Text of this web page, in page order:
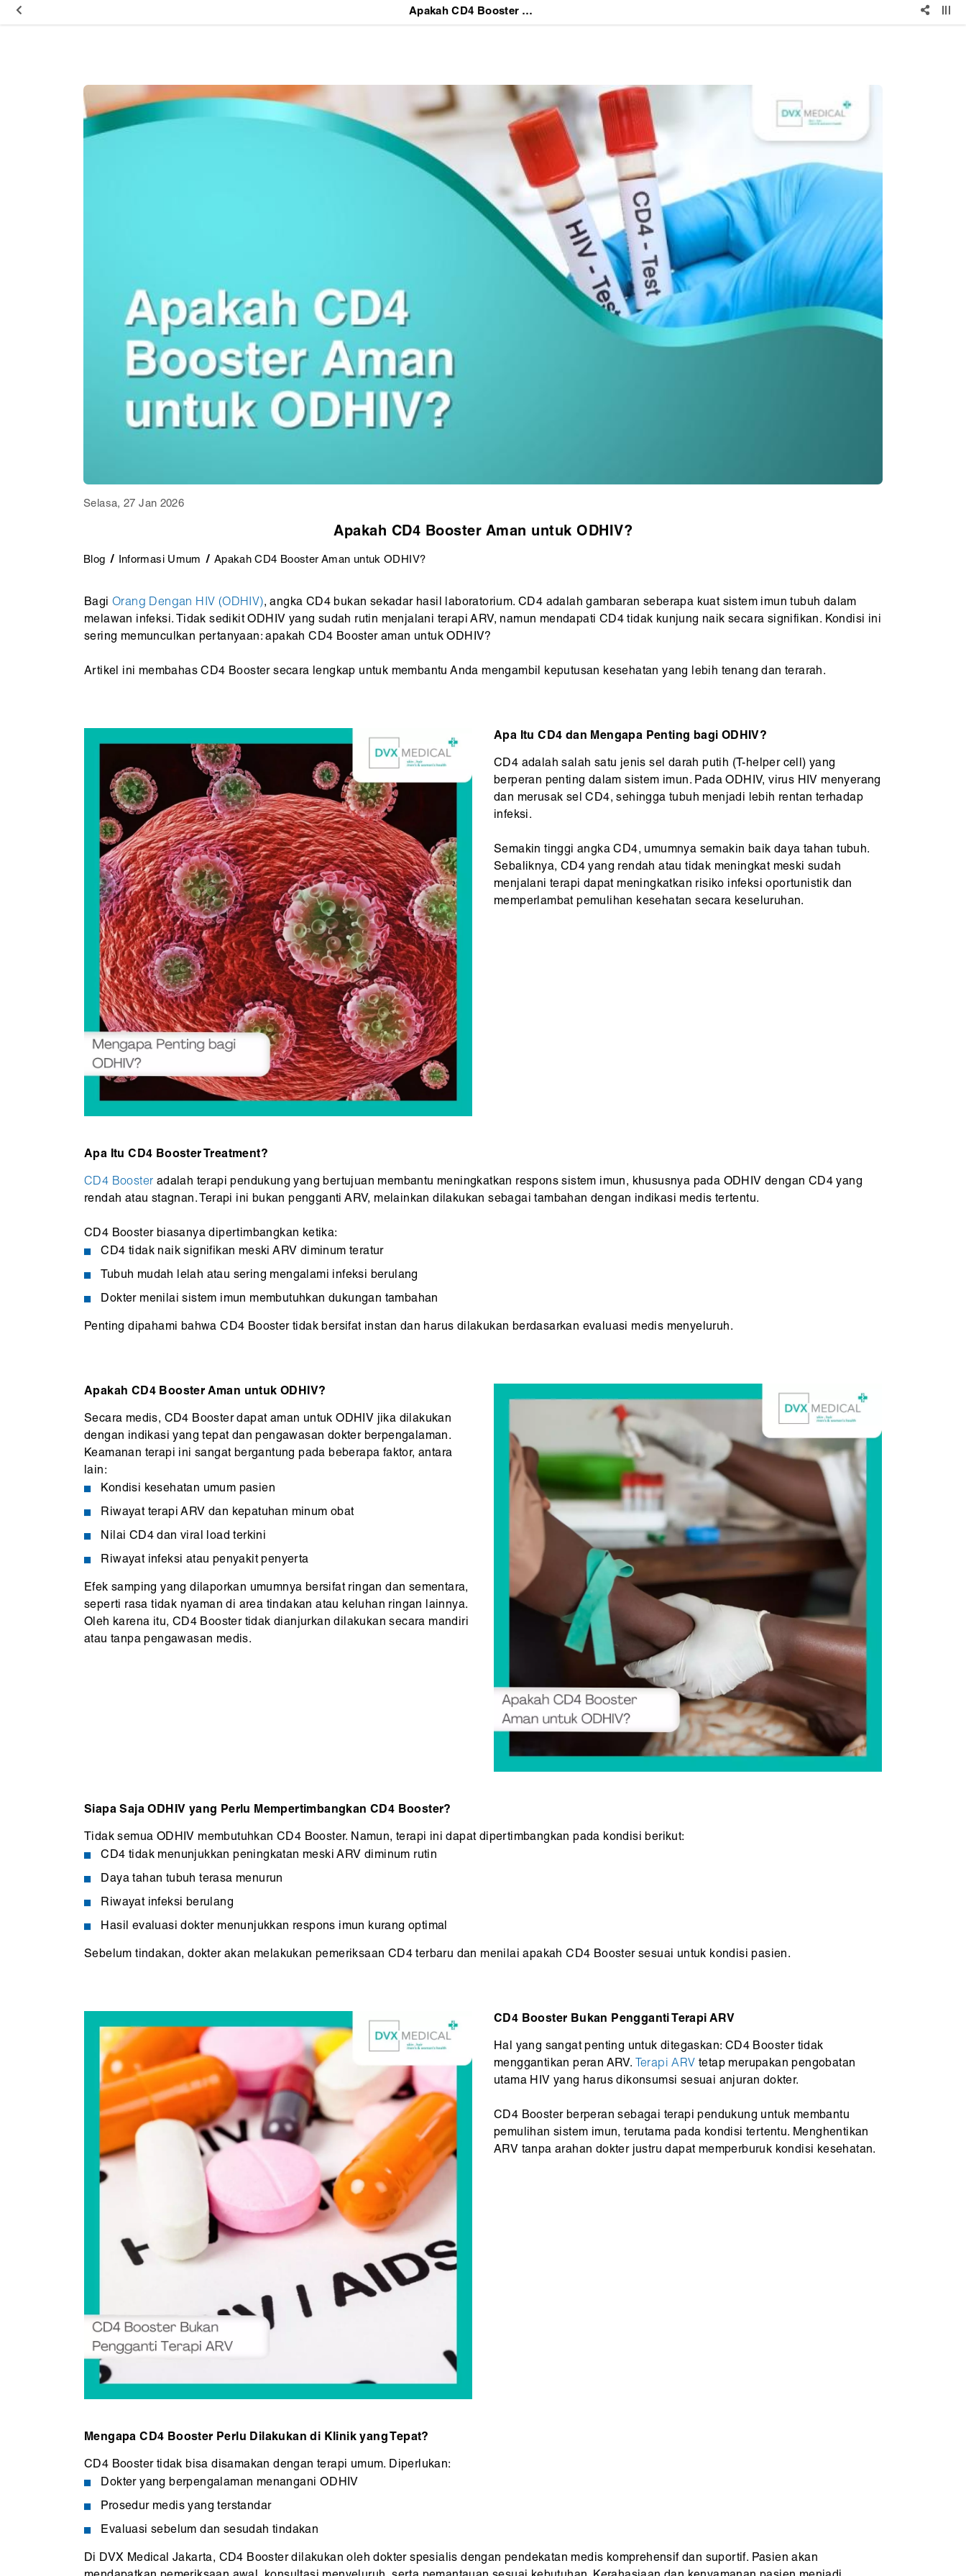
Apakah CD4 Booster Aman untuk ODHIV?
Selasa, 27 Jan 2026
Apakah CD4 Booster Aman untuk ODHIV?
Blog Informasi Umum Apakah CD4 Booster Aman untuk ODHIV?
Bagi Orang Dengan HIV (ODHIV), angka CD4 bukan sekadar hasil laboratorium. CD4 adalah gambaran seberapa kuat sistem imun tubuh dalam
melawan infeksi. Tidak sedikit ODHIV yang sudah rutin menjalani terapi ARV, namun mendapati CD4 tidak kunjung naik secara signifikan. Kondisi ini
sering memunculkan pertanyaan: apakah CD4 Booster aman untuk ODHIV?
Artikel ini membahas CD4 Booster secara lengkap untuk membantu Anda mengambil keputusan kesehatan yang lebih tenang dan terarah.
Apa Itu CD4 dan Mengapa Penting bagi ODHIV?
CD4 adalah salah satu jenis sel darah putih (T-helper cell) yang
berperan penting dalam sistem imun. Pada ODHIV, virus HIV menyerang
dan merusak sel CD4, sehingga tubuh menjadi lebih rentan terhadap
infeksi.
Semakin tinggi angka CD4, umumnya semakin baik daya tahan tubuh.
Sebaliknya, CD4 yang rendah atau tidak meningkat meski sudah
menjalani terapi dapat meningkatkan risiko infeksi oportunistik dan
memperlambat pemulihan kesehatan secara keseluruhan.
Apa Itu CD4 Booster Treatment?
CD4 Booster adalah terapi pendukung yang bertujuan membantu meningkatkan respons sistem imun, khususnya pada ODHIV dengan CD4 yang
rendah atau stagnan. Terapi ini bukan pengganti ARV, melainkan dilakukan sebagai tambahan dengan indikasi medis tertentu.
CD4 Booster biasanya dipertimbangkan ketika:
CD4 tidak naik signifikan meski ARV diminum teratur
Tubuh mudah lelah atau sering mengalami infeksi berulang
Dokter menilai sistem imun membutuhkan dukungan tambahan
Penting dipahami bahwa CD4 Booster tidak bersifat instan dan harus dilakukan berdasarkan evaluasi medis menyeluruh.
Apakah CD4 Booster Aman untuk ODHIV?
Secara medis, CD4 Booster dapat aman untuk ODHIV jika dilakukan
dengan indikasi yang tepat dan pengawasan dokter berpengalaman.
Keamanan terapi ini sangat bergantung pada beberapa faktor, antara
lain:
Kondisi kesehatan umum pasien
Riwayat terapi ARV dan kepatuhan minum obat
Nilai CD4 dan viral load terkini
Riwayat infeksi atau penyakit penyerta
Efek samping yang dilaporkan umumnya bersifat ringan dan sementara,
seperti rasa tidak nyaman di area tindakan atau keluhan ringan lainnya.
Oleh karena itu, CD4 Booster tidak dianjurkan dilakukan secara mandiri
atau tanpa pengawasan medis.
Siapa Saja ODHIV yang Perlu Mempertimbangkan CD4 Booster?
Tidak semua ODHIV membutuhkan CD4 Booster. Namun, terapi ini dapat dipertimbangkan pada kondisi berikut:
CD4 tidak menunjukkan peningkatan meski ARV diminum rutin
Daya tahan tubuh terasa menurun
Riwayat infeksi berulang
Hasil evaluasi dokter menunjukkan respons imun kurang optimal
Sebelum tindakan, dokter akan melakukan pemeriksaan CD4 terbaru dan menilai apakah CD4 Booster sesuai untuk kondisi pasien.
CD4 Booster Bukan Pengganti Terapi ARV
Hal yang sangat penting untuk ditegaskan: CD4 Booster tidak
menggantikan peran ARV. Terapi ARV tetap merupakan pengobatan
utama HIV yang harus dikonsumsi sesuai anjuran dokter.
CD4 Booster berperan sebagai terapi pendukung untuk membantu
pemulihan sistem imun, terutama pada kondisi tertentu. Menghentikan
ARV tanpa arahan dokter justru dapat memperburuk kondisi kesehatan.
Mengapa CD4 Booster Perlu Dilakukan di Klinik yang Tepat?
CD4 Booster tidak bisa disamakan dengan terapi umum. Diperlukan:
Dokter yang berpengalaman menangani ODHIV
Prosedur medis yang terstandar
Evaluasi sebelum dan sesudah tindakan
Di DVX Medical Jakarta, CD4 Booster dilakukan oleh dokter spesialis dengan pendekatan medis komprehensif dan suportif. Pasien akan